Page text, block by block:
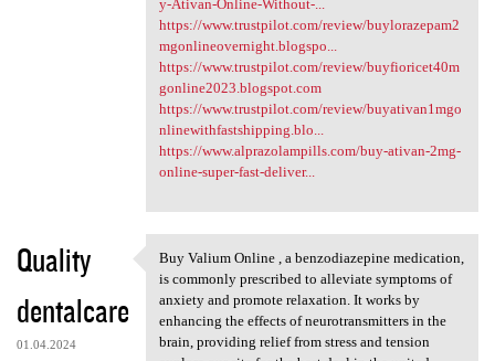
y-Ativan-Online-Without-...
https://www.trustpilot.com/review/buylorazepam2
mgonlineovernight.blogspo...
https://www.trustpilot.com/review/buyfioricet40m
gonline2023.blogspot.com
https://www.trustpilot.com/review/buyativan1mgo
nlinewithfastshipping.blo...
https://www.alprazolampills.com/buy-ativan-2mg-
online-super-fast-deliver...
Quality
dentalcare
01.04.2024
Buy Valium Online , a
Buy Valium Online , a benzodiazepine medication,
is commonly prescribed to alleviate symptoms of
anxiety and promote relaxation. It works by
enhancing the effects of neurotransmitters in the
brain, providing relief from stress and tension